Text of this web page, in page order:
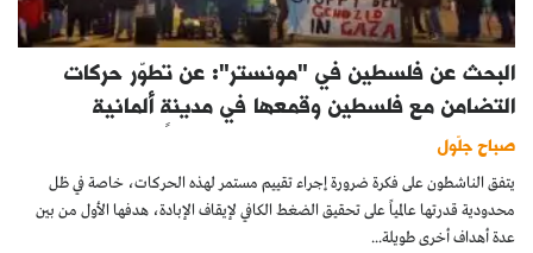
البحث عن فلسطين في "مونستر": عن تطوّر حركات
التضامن مع فلسطين وقمعها في مدينةٍ ألمانية
صباح جلّول
يتفق الناشطون على فكرة ضرورة إجراء تقييم مستمر لهذه الحركات، خاصة في ظل
محدودية قدرتها عالمياً على تحقيق الضغط الكافي لإيقاف الإبادة، هدفها الأول من بين
عدة أهداف أخرى طويلة...